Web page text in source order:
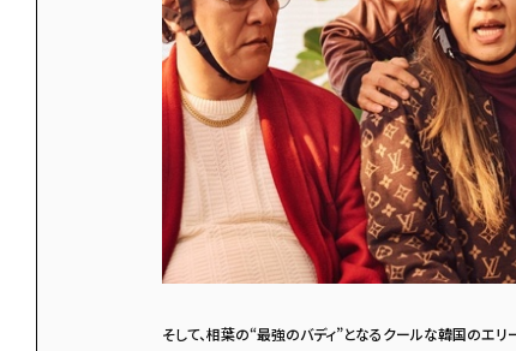
そして、相葉の“最強のバディ”となるクールな韓国のエリ